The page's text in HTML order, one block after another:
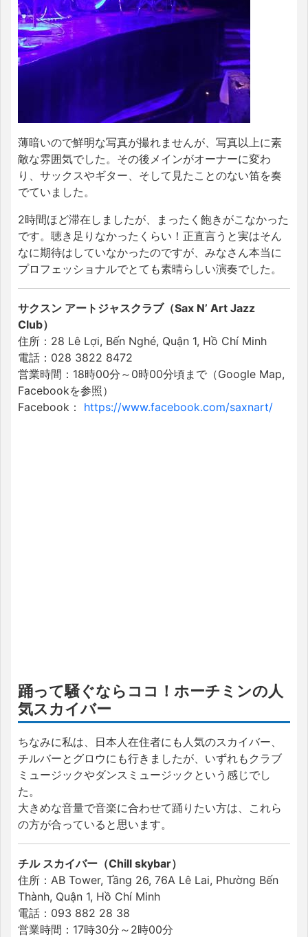
薄暗いので鮮明な写真が撮れませんが、写真以上に素
敵な雰囲気でした。その後メインがオーナーに変わ
り、サックスやギター、そして見たことのない笛を奏
でていました。
2時間ほど滞在しましたが、まったく飽きがこなかった
です。聴き足りなかったくらい！正直言うと実はそん
なに期待はしていなかったのですが、みなさん本当に
プロフェッショナルでとても素晴らしい演奏でした。
サクスン アートジャスクラブ（Sax N’ Art Jazz
Club）
住所：28 Lê Lợi, Bến Nghé, Quận 1, Hồ Chí Minh
電話：028 3822 8472
営業時間：18時00分～0時00分頃まで（Google Map,
Facebookを参照）
Facebook：
https://www.facebook.com/saxnart/
踊って騒ぐならココ！ホーチミンの人
気スカイバー
ちなみに私は、日本人在住者にも人気のスカイバー、
チルバーとグロウにも行きましたが、いずれもクラブ
ミュージックやダンスミュージックという感じでし
た。
大きめな音量で音楽に合わせて踊りたい方は、これら
の方が合っていると思います。
チル スカイバー（Chill skybar）
住所：AB Tower, Tầng 26, 76A Lê Lai, Phường Bến
Thành, Quận 1, Hồ Chí Minh
電話：093 882 28 38
営業時間：17時30分～2時00分